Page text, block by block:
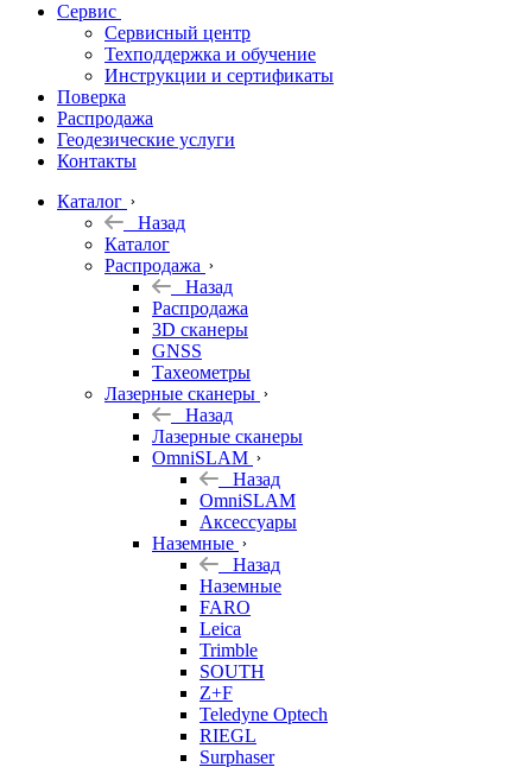
Софт
Георадары
Акции
Гидрография
Подбор
оборудования
по задачам
Архив
Геодезическое
оборудование
Сервис
Сервисный центр
Техподдержка и обучение
Инструкции и сертификаты
Поверка
Распродажа
Геодезические услуги
Контакты
Каталог
Назад
Каталог
Распродажа
Назад
Распродажа
3D сканеры
GNSS
Тахеометры
Лазерные сканеры
Назад
Лазерные сканеры
OmniSLAM
Назад
OmniSLAM
Аксессуары
Наземные
Назад
Наземные
FARO
Leica
Trimble
SOUTH
Z+F
Teledyne Optech
RIEGL
Surphaser